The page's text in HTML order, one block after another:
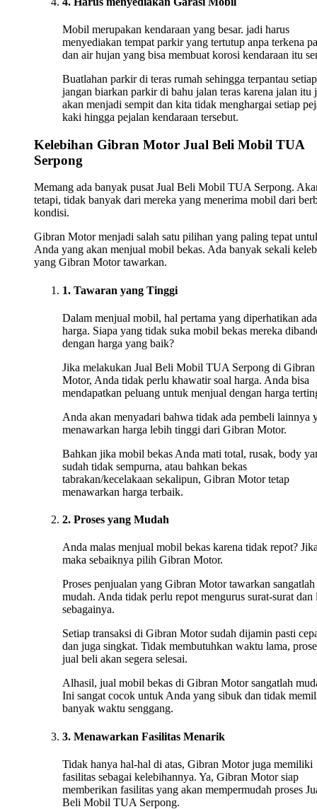
Mobil merupakan kendaraan yang besar. jadi harus
menyediakan tempat parkir yang tertutup anpa terkena
dan air hujan yang bisa membuat korosi kendaraan itu
Buatlahan parkir di teras rumah sehingga terpantau
jangan biarkan parkir di bahu jalan teras karena jalan itu
akan menjadi sempit dan kita tidak menghargai setiap
kaki hingga pejalan kendaraan tersebut.
Kelebihan Gibran Motor Jual Beli Mobil TUA
Serpong
Memang ada banyak pusat Jual Beli Mobil TUA Serpong.
tetapi, tidak banyak dari mereka yang menerima mobil dari
kondisi.
Gibran Motor menjadi salah satu pilihan yang paling tepat
Anda yang akan menjual mobil bekas. Ada banyak sekali
yang Gibran Motor tawarkan.
1. Tawaran yang Tinggi
Dalam menjual mobil, hal pertama yang diperhatikan
harga. Siapa yang tidak suka mobil bekas mereka
dengan harga yang baik?
Jika melakukan Jual Beli Mobil TUA Serpong di Gibran
Motor, Anda tidak perlu khawatir soal harga. Anda bisa
mendapatkan peluang untuk menjual dengan harga
Anda akan menyadari bahwa tidak ada pembeli lainnya
menawarkan harga lebih tinggi dari Gibran Motor.
Bahkan jika mobil bekas Anda mati total, rusak, body
sudah tidak sempurna, atau bahkan bekas
tabrakan/kecelakaan sekalipun, Gibran Motor tetap
menawarkan harga terbaik.
2. Proses yang Mudah
Anda malas menjual mobil bekas karena tidak repot?
maka sebaiknya pilih Gibran Motor.
Proses penjualan yang Gibran Motor tawarkan sangatlah
mudah. Anda tidak perlu repot mengurus surat-surat dan
sebagainya.
Setiap transaksi di Gibran Motor sudah dijamin pasti
dan juga singkat. Tidak membutuhkan waktu lama,
jual beli akan segera selesai.
Alhasil, jual mobil bekas di Gibran Motor sangatlah
Ini sangat cocok untuk Anda yang sibuk dan tidak
banyak waktu senggang.
3. Menawarkan Fasilitas Menarik
Tidak hanya hal-hal di atas, Gibran Motor juga memiliki
fasilitas sebagai kelebihannya. Ya, Gibran Motor siap
memberikan fasilitas yang akan mempermudah proses
Beli Mobil TUA Serpong.